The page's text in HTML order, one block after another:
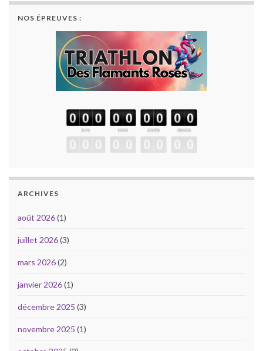
NOS ÉPREUVES :
ARCHIVES
août 2026(1)
juillet 2026(3)
mars 2026(2)
janvier 2026(1)
décembre 2025 (3)
novembre 2025 (1)